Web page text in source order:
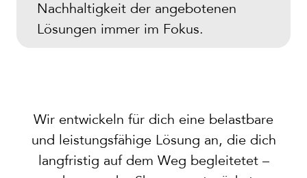
Nachhaltigkeit der angebotenen
Lösungen immer im Fokus.
Wir entwickeln für dich eine belastbare
und leistungsfähige Lösung an, die dich
langfristig auf dem Weg begleitetet –